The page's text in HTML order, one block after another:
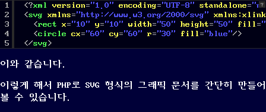
?
1
2
3
4
5
<?xml version="1.0" encoding="UTF-8" standalone=
<svg xmlns="http://www.w3.org/2000/svg" xmlns:xlink
<rect x="10" y="10" width="50" height="50" fill=
<circle cx="60" cy="60" r="30" fill="blue"/>
</svg>
이와 같습니다.
이렇게 해서 PHP로 SVG 형식의 그래픽 문서를 간단히 만들어
볼 수 있습니다.